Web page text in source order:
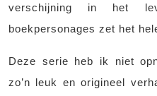
verschijning in het
boekpersonages zet het
Deze serie heb ik niet
zo’n leuk en origineel